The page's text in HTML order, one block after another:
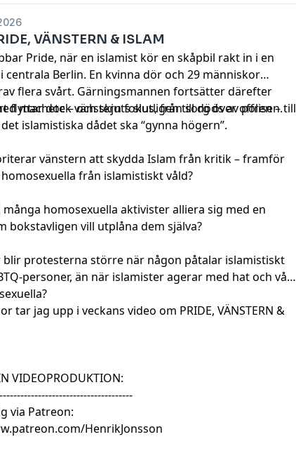
VÄNSTERN & ISLAM
Pride, när en islamist kör en skåpbil rakt in i en
centrala Berlin. En kvinna dör och 29 människor
flera svårt. Gärningsmannen fortsätter därefter
machete – och skjuts slutligen till döds av polisen.
flyttar dock vänstern fokus, från sorg över offren – till
islamistiska dådet ska “gynna högern”.
vänstern att skydda Islam från kritik – framför
från islamistiskt våld?
många homosexuella aktivister alliera sig med en
bokstavligen vill utplåna dem själva?
blir protesterna större när någon påtalar islamistiskt
personer, än när islamister agerar med hat och våld
tar jag upp i veckans video om PRIDE, VÄNSTERN &
VIDEOPRODUKTION:
via Patreon:
HenrikJonsson